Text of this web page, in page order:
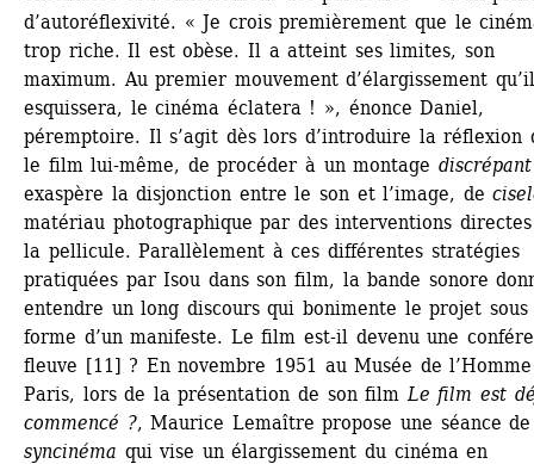
d’autoréflexivité. « Je crois premièrement que le
trop riche. Il est obèse. Il a atteint ses limites, son
maximum. Au premier mouvement d’élargissement qu’il
esquissera, le cinéma éclatera ! », énonce Daniel,
péremptoire. Il s’agit dès lors d’introduire la réflexion
le film lui-même, de procéder à un montage discrépant
exaspère la disjonction entre le son et l’image, de
matériau photographique par des interventions
la pellicule. Parallèlement à ces différentes stratégies
pratiquées par Isou dans son film, la bande sonore
entendre un long discours qui bonimente le projet
forme d’un manifeste. Le film est-il devenu une
fleuve [11] ? En novembre 1951 au Musée de
Paris, lors de la présentation de son film Le film est
commencé ?, Maurice Lemaître propose une séance de
syncinéma qui vise un élargissement du cinéma en